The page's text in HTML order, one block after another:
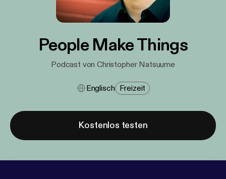
People Make Things
Podcast von Christopher Natsuume
Englisch Freizeit
Kostenlos testen